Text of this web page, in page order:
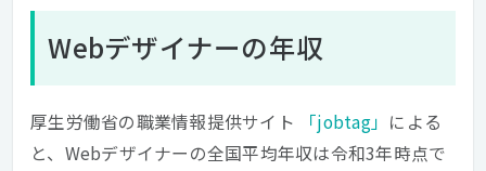
Webデザイナーの年収
厚生労働省の職業情報提供サイト 「jobtag」 による
と、Webデザイナーの全国平均年収は令和3年時点で